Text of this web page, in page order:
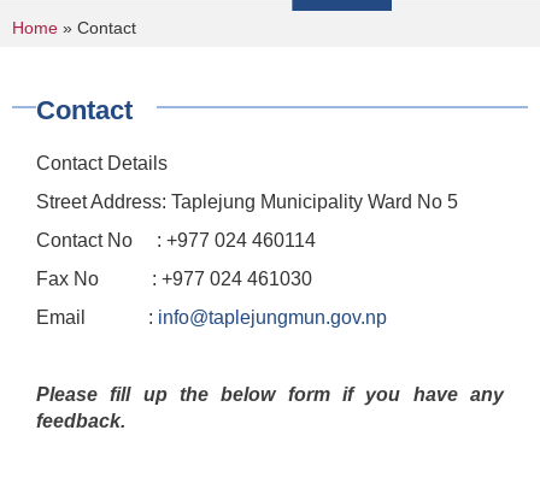
You are here
Home » Contact
Contact
Contact Details
Street Address: Taplejung Municipality Ward No 5
Contact No : +977 024 460114
Fax No : +977 024 461030
Email : info@taplejungmun.gov.np
Please fill up the below form if you have any
feedback.